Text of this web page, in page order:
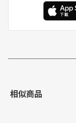
相似商品